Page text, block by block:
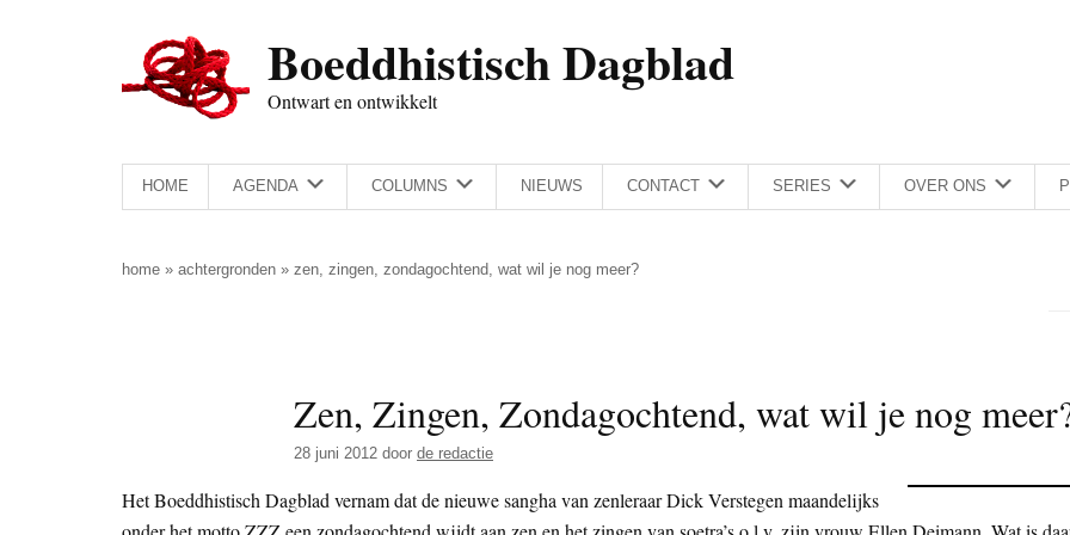
Boeddhistisch Dagblad
Ontwart en ontwikkelt
HOME AGENDA COLUMNS NIEUWS CONTACT SERIES OVER ONS
home » achtergronden » zen, zingen, zondagochtend, wat wil je nog meer?
Zen, Zingen, Zondagochtend, wat wil je nog
28 juni 2012 door de redactie
Het Boeddhistisch Dagblad vernam dat de nieuwe sangha van zenleraar Dick Verstegen maandelijks